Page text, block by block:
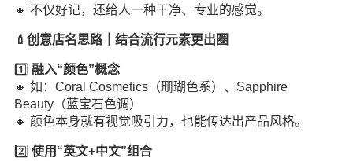
🔸 不仅好记，还给人一种干净、专业的感觉。
💄创意店名思路｜结合流行元素更出圈
1️⃣ 融入“颜色”概念
🔸 如：Coral Cosmetics（珊瑚色系）、Sapphire
Beauty（蓝宝石色调）
🔸 颜色本身就有视觉吸引力，也能传达出产品风格。
2️⃣ 使用“英文+中文”组合